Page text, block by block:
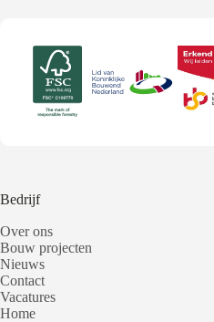
Bedrijf
Over ons
Bouw projecten
Nieuws
Contact
Vacatures
Home